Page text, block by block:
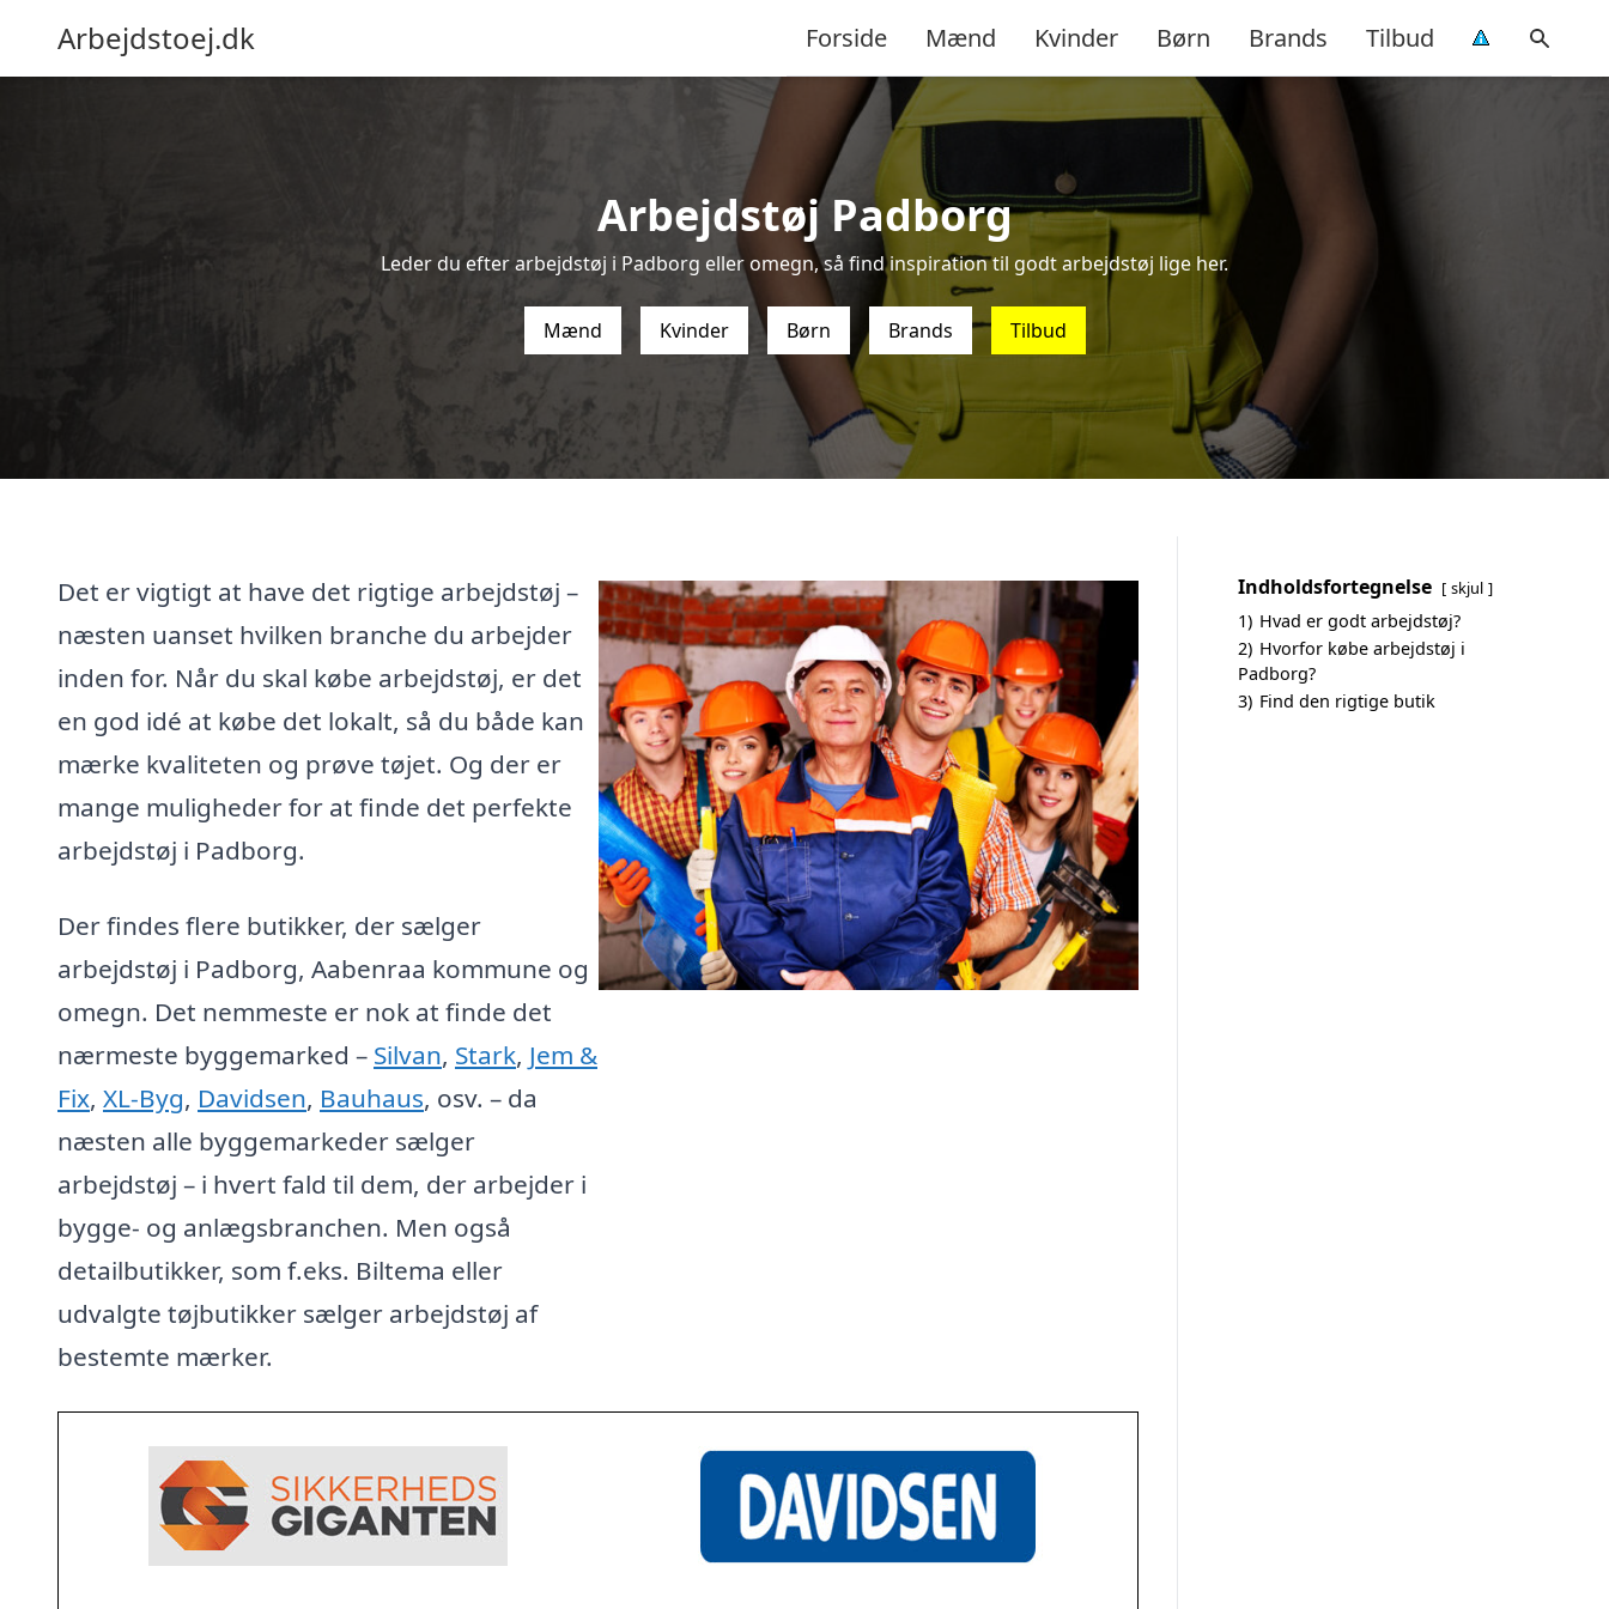
Arbejdstoej.dk Forside Mænd Kvinder Børn Brands Tilbud
Arbejdstøj Padborg
Leder du efter arbejdstøj i Padborg eller omegn, så find inspiration til godt arbejdstøj lige her.
Mænd Kvinder Børn Brands Tilbud
Det er vigtigt at have det rigtige arbejdstøj –
næsten uanset hvilken branche du arbejder
inden for. Når du skal købe arbejdstøj, er det
en god idé at købe det lokalt, så du både kan
mærke kvaliteten og prøve tøjet. Og der er
mange muligheder for at finde det perfekte
arbejdstøj i Padborg.
Der findes flere butikker, der sælger
arbejdstøj i Padborg, Aabenraa kommune og
omegn. Det nemmeste er nok at finde det
nærmeste byggemarked – Silvan, Stark, Jem &
Fix, XL-Byg, Davidsen, Bauhaus, osv. – da
næsten alle byggemarkeder sælger
arbejdstøj – i hvert fald til dem, der arbejder i
bygge- og anlægsbranchen. Men også
detailbutikker, som f.eks. Biltema eller
udvalgte tøjbutikker sælger arbejdstøj af
bestemte mærker.
Indholdsfortegnelse skjul
1) Hvad er godt arbejdstøj?
2) Hvorfor købe arbejdstøj i
Padborg?
3) Find den rigtige butik